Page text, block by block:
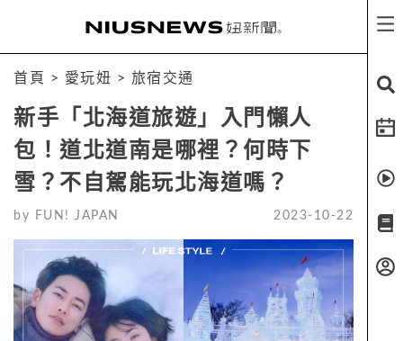
首頁 > 愛玩妞 > 旅宿交通
新手「北海道旅遊」入門懶人
包！道北道南是哪裡？何時下
雪？不自駕能玩北海道嗎？
by FUN! JAPAN 2023-10-22